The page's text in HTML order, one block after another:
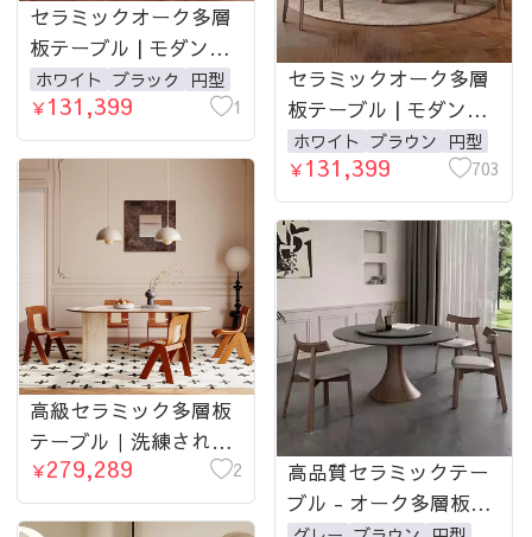
セラミックオーク多層
板テーブル | モダンデ
ザイン・高耐久性・ス
タイリッシュなインテ
リア家具 hagst-5359-
table
ホワイト ブラック 円型
￥131,399 1
セラミックオーク多層
板テーブル | モダンデ
ザインの高品質ダイニ
ングテーブル | シンプ
ルでスタイリッシュな
インテリアに最適
hagst-5360-table
ホワイト ブラウン 円型
￥131,399 703
高級セラミック多層板
テーブル｜洗練された
デザインで空間を格上
げ fmus-4092-table
￥279,289 2
高品質セラミックテー
ブル - オーク多層板仕